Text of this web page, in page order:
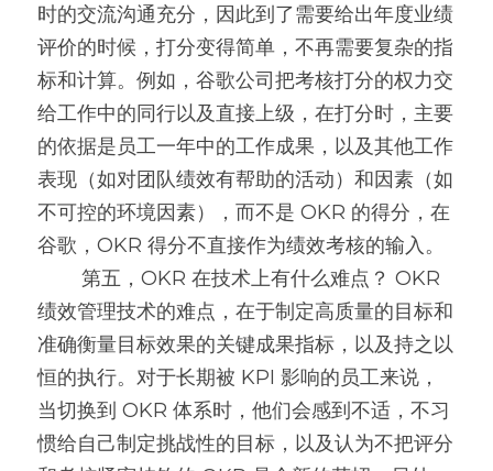
时的交流沟通充分，因此到了需要给出年度业绩
评价的时候，打分变得简单，不再需要复杂的指
标和计算。例如，谷歌公司把考核打分的权力交
给工作中的同行以及直接上级，在打分时，主要
的依据是员工一年中的工作成果，以及其他工作
表现（如对团队绩效有帮助的活动）和因素（如
不可控的环境因素），而不是 OKR 的得分，在
谷歌，OKR 得分不直接作为绩效考核的输入。
绩效管理技术的难点，在于制定高质量的目标和
准确衡量目标效果的关键成果指标，以及持之以
恒的执行。对于长期被 KPI 影响的员工来说，
当切换到 OKR 体系时，他们会感到不适，不习
惯给自己制定挑战性的目标，以及认为不把评分